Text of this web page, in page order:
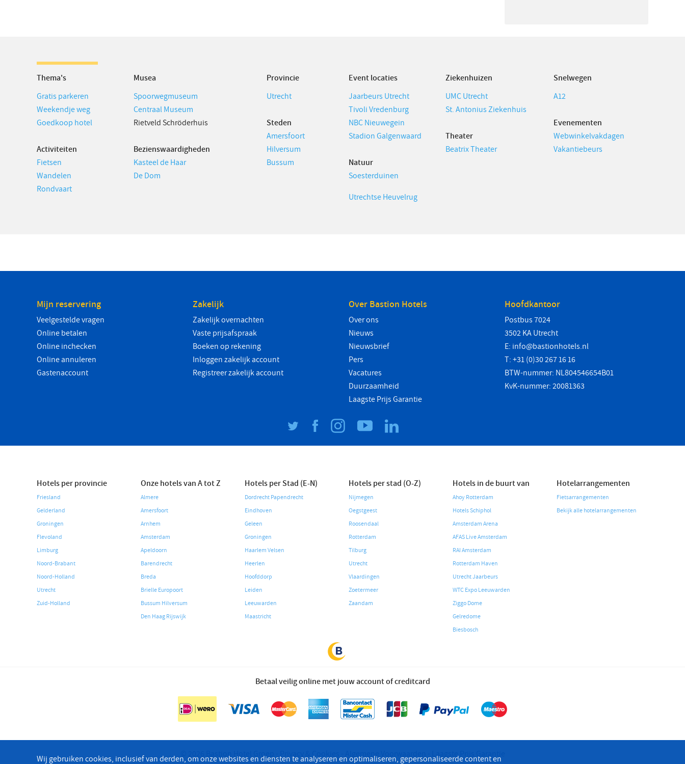
Thema's Musea
Provincie
Gratis parkeren
Spoorwegmuseum
Utrecht
Weekendje weg
Centraal Museum
Goedkoop hotel
Rietveld Schröderhuis
Steden
Amersfoort
Activiteiten
Bezienswaardigheden
Hilversum
Fietsen
Kasteel de Haar
Bussum
Wandelen
De Dom
Rondvaart
Event locaties Ziekenhuizen
Snelwegen
Jaarbeurs Utrecht
UMC Utrecht
A12
Tivoli Vredenburg
St. Antonius Ziekenhuis
NBC Nieuwegein
Evenementen
Stadion Galgenwaard
Theater
Webwinkelvakdagen
Beatrix Theater
Vakantiebeurs
Natuur
Soesterduinen
Utrechtse Heuvelrug
Mijn reservering
Veelgestelde vragen
Online betalen
Online inchecken
Online annuleren
Gastenaccount
Zakelijk
Zakelijk overnachten
Vaste prijsafspraak
Boeken op rekening
Inloggen zakelijk account
Registreer zakelijk account
Over Bastion Hotels
Over ons
Nieuws
Nieuwsbrief
Pers
Vacatures
Duurzaamheid
Laagste Prijs Garantie
Hoofdkantoor
Postbus 7024
3502 KA Utrecht
E: info@bastionhotels.nl
T: +31 (0)30 267 16 16
BTW-nummer: NL804546654B01
KvK-nummer: 20081363
Hotels per provincie
Friesland
Gelderland
Groningen
Flevoland
Limburg
Noord-Brabant
Noord-Holland
Utrecht
Zuid-Holland
Onze hotels van A tot Z
Almere
Amersfoort
Arnhem
Amsterdam
Apeldoorn
Barendrecht
Breda
Brielle Europoort
Bussum Hilversum
Den Haag Rijswijk
Hotels per Stad (E-N)
Dordrecht Papendrecht
Eindhoven
Geleen
Groningen
Haarlem Velsen
Heerlen
Hoofddorp
Leiden
Leeuwarden
Maastricht
Hotels per stad (O-Z)
Nijmegen
Oegstgeest
Roosendaal
Rotterdam
Tilburg
Utrecht
Vlaardingen
Zoetermeer
Zaandam
Hotels in de buurt van
Ahoy Rotterdam
Hotels Schiphol
Amsterdam Arena
AFAS Live Amsterdam
RAI Amsterdam
Rotterdam Haven
Utrecht Jaarbeurs
WTC Expo Leeuwarden
Ziggo Dome
Gelredome
Biesbosch
Hotelarrangementen
Fietsarrangementen
Bekijk alle hotelarrangementen
Betaal veilig online met jouw account of creditcard
© 2026 Bastion Hotel Groep Privacy & Cookies Algemene Voorwaarden Laagste Prijs Garantie
Wij gebruiken cookies, inclusief van derden, om onze websites en diensten te analyseren en optimaliseren, gepersonaliseerde content en